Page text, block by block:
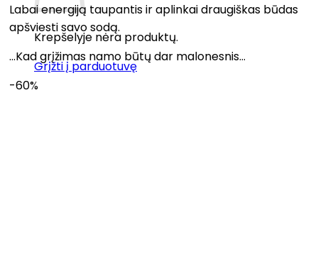
Krepšelyje nėra produktų.
Grįžti į parduotuvę
Labai energiją taupantis ir aplinkai draugiškas būdas
apšviesti savo sodą.
…Kad grįžimas namo būtų dar malonesnis…
-60%